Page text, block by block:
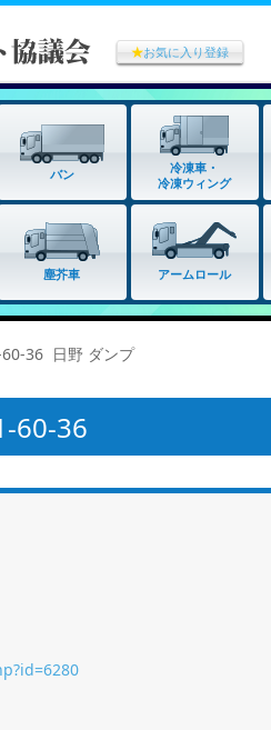
★お気に入り登録
バン
冷凍車・
冷凍ウィング
塵芥車 アームロール
36 日野 ダンプ
60-36